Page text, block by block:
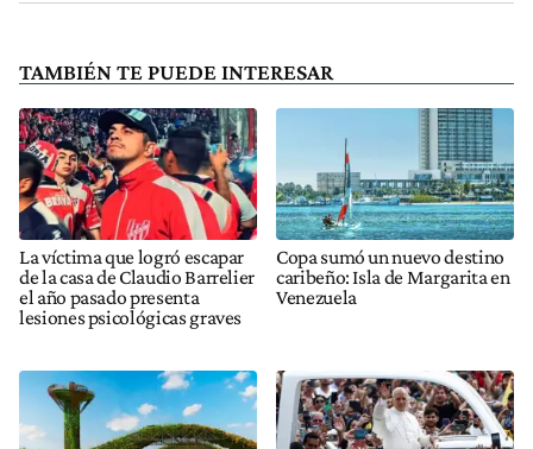
TAMBIÉN TE PUEDE INTERESAR
La víctima que logró escapar
de la casa de Claudio Barrelier
el año pasado presenta
lesiones psicológicas graves
Copa sumó un nuevo destino
caribeño: Isla de Margarita en
Venezuela